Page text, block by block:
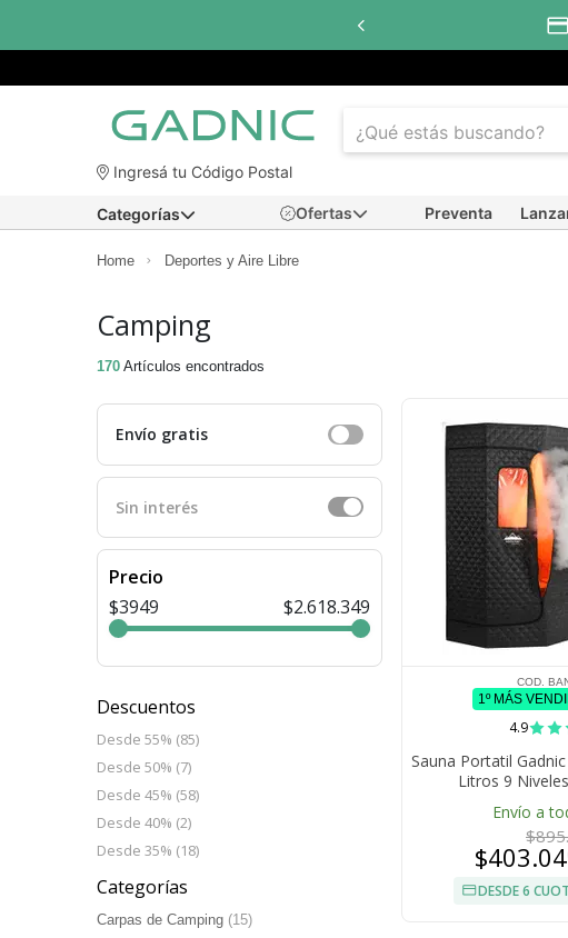
6 cuotas sin interés con
Ingresá tu Código Postal
Ofertas Preventa
Categorías
Home Deportes y Aire Libre
Camping
170 Artículos encontrados
Envío gratis
Sin interés
Precio
$3949
$2.618.349
Descuentos
Desde 55% (85)
Desde 50% (7)
Desde 45% (58)
Desde 40% (2)
Desde 35% (18)
Categorías
Carpas de Camping (15)
COD.
1º MÁS
4.9
Sauna Portatil
Litros 9
Temporizador 99
Plegable
Envío a
DESDE 6